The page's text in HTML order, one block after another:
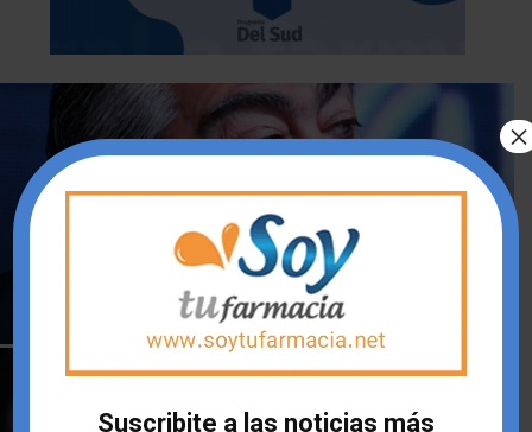
Paritarias Sanidad, nuevos sueldos
23/06/2026 11:30
Suscribite a las noticias más
×